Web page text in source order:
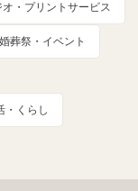
・プリントサービス
葬祭・イベント
・くらし